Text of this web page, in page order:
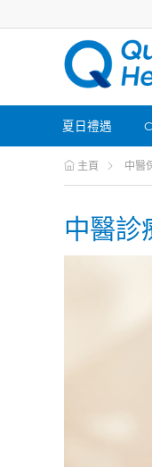
夏日禮遇
主頁 中醫
中醫診